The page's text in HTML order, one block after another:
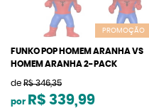
PROMOÇÃO
FUNKO POP HOMEM ARANHA VS
HOMEM ARANHA 2-PACK
de R$ 346,35
por R$ 339,99